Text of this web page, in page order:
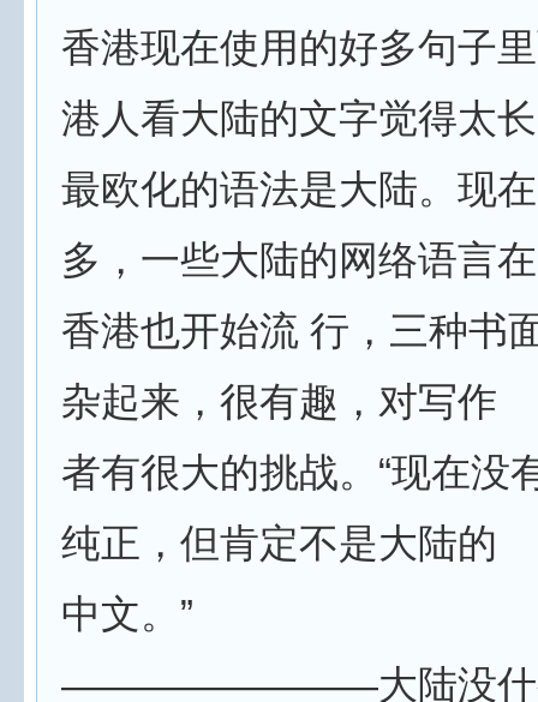
香港现在使用的好多句子
港人看大陆的文字觉得太
最欧化的语法是大陆。现
多，一些大陆的网络语言在
香港也开始流 行，三种书
杂起来，很有趣，对写作
者有很大的挑战。“现在没
纯正，但肯定不是大陆的
中文。”
————————大陆没什么